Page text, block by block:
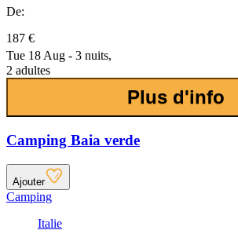
De:
187 €
Tue 18 Aug - 3 nuits,
2 adultes
Plus d'info
Camping Baia verde
Ajouter
Camping
Italie